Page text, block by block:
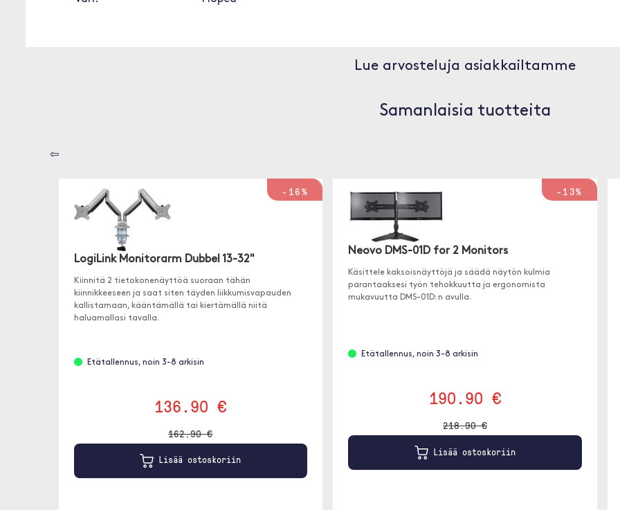
Lue arvosteluja asiakkailtamme
Samanlaisia tuotteita
⇦
-16%
LogiLink Monitorarm Dubbel 13-32"
Kiinnitä 2 tietokonenäyttöä suoraan tähän
kiinnikkeeseen ja saat siten täyden liikkumisvapauden
kallistamaan, kääntämällä tai kiertämällä niitä
haluamallasi tavalla.
Etätallennus, noin 3-8 arkisin
136.90 €
162.90 €
Lisää ostoskoriin
-13%
Neovo DMS-01D for 2 Monitors
Käsittele kaksoisnäyttöjä ja säädä näytön kulmia
parantaaksesi työn tehokkuutta ja ergonomista
mukavuutta DMS-01D: n avulla.
Etätallennus, noin 3-8 arkisin
190.90 €
218.90 €
Lisää ostoskoriin